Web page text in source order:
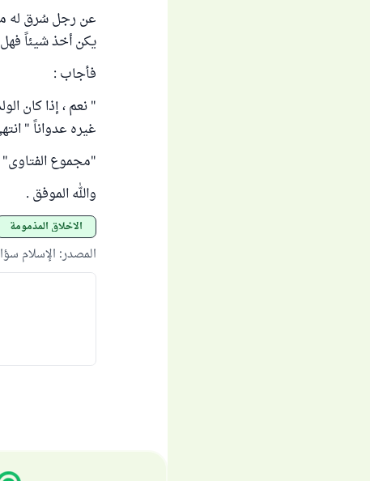
عن رجل سُرق له
يكن أخذ شيئاً
فأجاب :
" نعم ، إذا كان
غيره عدواناً "
"مجموع الفتاوى" (31/
والله الموفق .
الأخلاق المذمومة
المصدر: الإسلام